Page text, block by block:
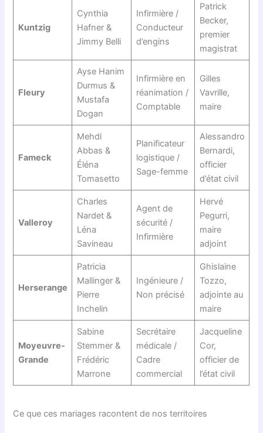
Kuntzig
Cynthia
Hafner &
Jimmy Belli
Infirmière /
Conducteur
d’engins
Patrick
Becker,
premier
magistrat
Fleury
Ayse Hanim
Durmus &
Mustafa
Dogan
Infirmière en
réanimation /
Comptable
Gilles
Vavrille,
maire
Fameck
Mehdi
Abbas &
Éléna
Tomasetto
Planificateur
logistique /
Sage-femme
Alessandro
Bernardi,
officier
d’état civil
Valleroy
Charles
Nardet &
Léna
Savineau
Agent de
sécurité /
Infirmière
Hervé
Pegurri,
maire
adjoint
Herserange
Patricia
Mallinger &
Pierre
Inchelin
Ingénieure /
Non précisé
Ghislaine
Tozzo,
adjointe au
maire
Moyeuvre-
Grande
Sabine
Stemmer &
Frédéric
Marrone
Secrétaire
médicale /
Cadre
commercial
Jacqueline
Cor,
officier de
l’état civil
Ce que ces mariages racontent de nos territoires